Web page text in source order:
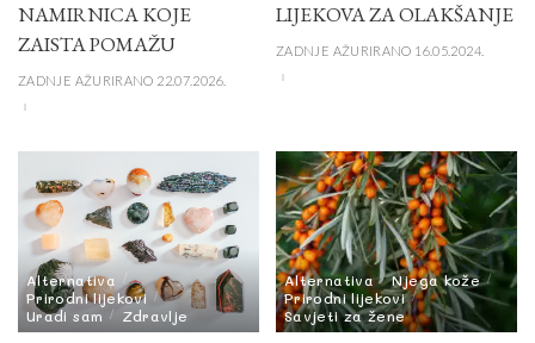
NAMIRNICA KOJE
ZAISTA POMAŽU
ZADNJE AŽURIRANO 22.07.2026.
LIJEKOVA ZA OLAKŠANJE
ZADNJE AŽURIRANO 16.05.2024.
Alternativa
Prirodni lijekovi
Uradi sam
Zdravlje
Alternativa
Njega kože
Prirodni lijekovi
Savjeti za žene